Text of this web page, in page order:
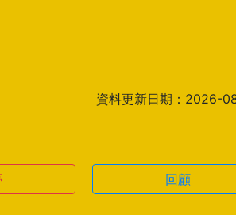
資料更新日期：2026-
回顧